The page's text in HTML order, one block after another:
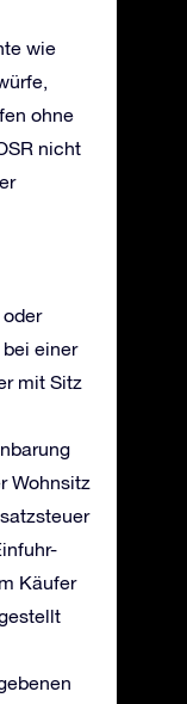
wie
ohne
nicht
oder
einer
mit Sitz
Wohnsitz
Käufer